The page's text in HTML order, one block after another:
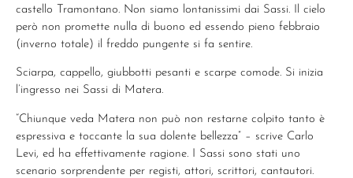
castello Tramontano. Non siamo lontanissimi dai Sassi. Il cielo
però non promette nulla di buono ed essendo pieno febbraio
(inverno totale) il freddo pungente si fa sentire.
Sciarpa, cappello, giubbotti pesanti e scarpe comode. Si inizia
l’ingresso nei Sassi di Matera.
“Chiunque veda Matera non può non restarne colpito tanto è
espressiva e toccante la sua dolente bellezza” – scrive Carlo
Levi, ed ha effettivamente ragione. I Sassi sono stati uno
scenario sorprendente per registi, attori, scrittori, cantautori.